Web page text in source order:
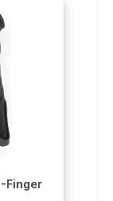
von
dünne
hoher
G-Loft ist
sehr
weicher
Luft
100 %
für
für
aus
des
Finger